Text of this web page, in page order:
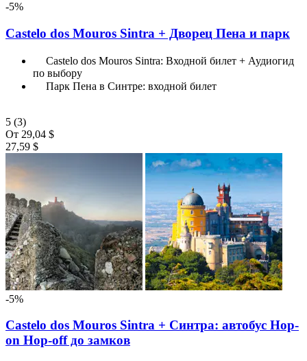
-5%
Castelo dos Mouros Sintra + Дворец Пена и парк
Castelo dos Mouros Sintra: Входной билет + Аудиогид
по выбору
Парк Пена в Синтре: входной билет
5 (3)
От 29,04 $
27,59 $
-5%
Castelo dos Mouros Sintra + Синтра: автобус Hop-
on Hop-off до замков